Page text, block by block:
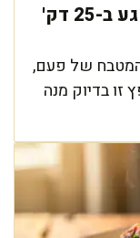
גיליתי צלעות בקר מוקפץ משגע ב-25 דק'
של פעם,
זו בדיוק מנה